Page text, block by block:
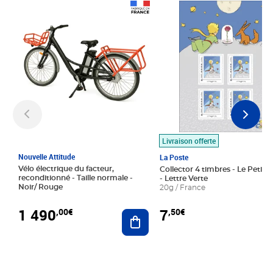
Nouvelle Attitude
Vélo électrique du facteur,
reconditionné - Taille normale -
Noir/ Rouge
1 490,00€ Ajouter au panier
Livraison offerte
La Poste
Collector 4 timbres - Le Petit
- Lettre Verte
20g / France
7,50€
Prix 7,50€